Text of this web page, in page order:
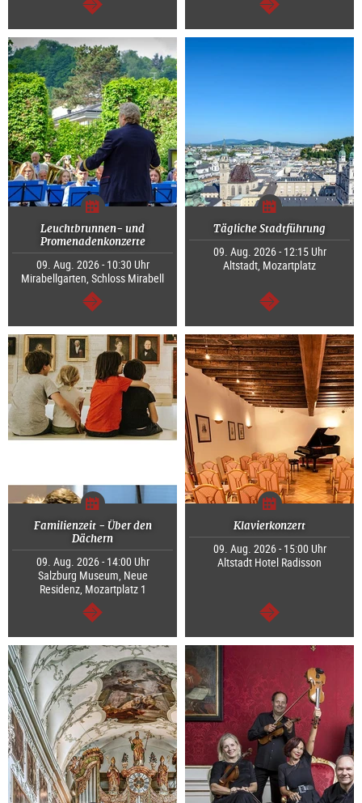
weiter weiter
Leuchtbrunnen- und
Promenadenkonzerte
09. Aug. 2026 - 10:30 Uhr
Mirabellgarten, Schloss Mirabell
weiter
Tägliche Stadtführung
09. Aug. 2026 - 12:15 Uhr
Altstadt, Mozartplatz
weiter
Familienzeit - Über den
Dächern
09. Aug. 2026 - 14:00 Uhr
Salzburg Museum, Neue
Residenz, Mozartplatz 1
weiter
Klavierkonzert
09. Aug. 2026 - 15:00 Uhr
Altstadt Hotel Radisson
weiter